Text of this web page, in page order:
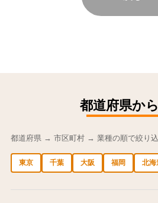
都道府県か
都道府県 → 市区町村 → 業種の順で絞り
東京 千葉 大阪 福岡 北海